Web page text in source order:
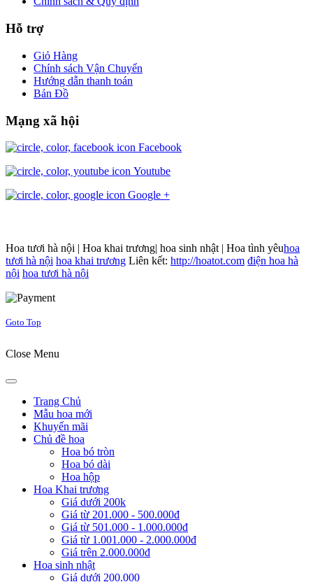
Hỗ trợ
Giỏ Hàng
Chính sách Vận Chuyển
Hướng dẫn thanh toán
Bản Đồ
Mạng xã hội
Facebook
Youtube
Google +
Hoa tươi hà nội | Hoa khai trương| hoa sinh nhật | Hoa tình yêuhoa
tươi hà nội hoa khai trương Liên kết: http://hoatot.com điện hoa hà
nội hoa tươi hà nội
Goto Top
Close Menu
Trang Chủ
Mẫu hoa mới
Khuyến mãi
Chủ đề hoa
Hoa bó tròn
Hoa bó dài
Hoa hộp
Hoa Khai trương
Giá dưới 200k
Giá từ 201.000 - 500.000đ
Giá từ 501.000 - 1.000.000đ
Giá từ 1.001.000 - 2.000.000đ
Giá trên 2.000.000đ
Hoa sinh nhật
Giá dưới 200.000